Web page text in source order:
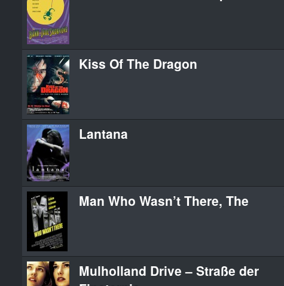
Kiss Of The Dragon
Lantana
Man Who Wasn’t There, The
Mulholland Drive – Straße der